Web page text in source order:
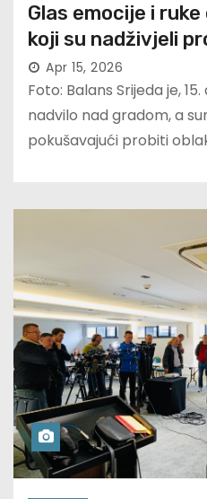
Glas emocije i
koji su nadživjeli
Apr 15, 2026
Foto: Balans Srijeda je,
nadvilo nad gradom, a
pokušavajući probiti